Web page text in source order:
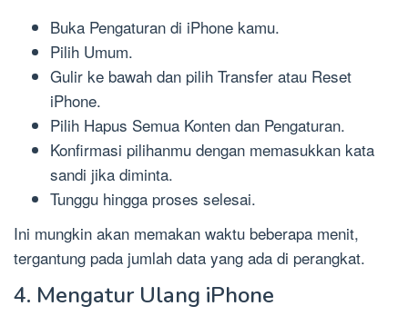
Buka Pengaturan di iPhone kamu.
Pilih Umum.
Gulir ke bawah dan pilih Transfer atau Reset
iPhone.
Pilih Hapus Semua Konten dan Pengaturan.
Konfirmasi pilihanmu dengan memasukkan kata
sandi jika diminta.
Tunggu hingga proses selesai.
Ini mungkin akan memakan waktu beberapa menit,
tergantung pada jumlah data yang ada di perangkat.
4. Mengatur Ulang iPhone